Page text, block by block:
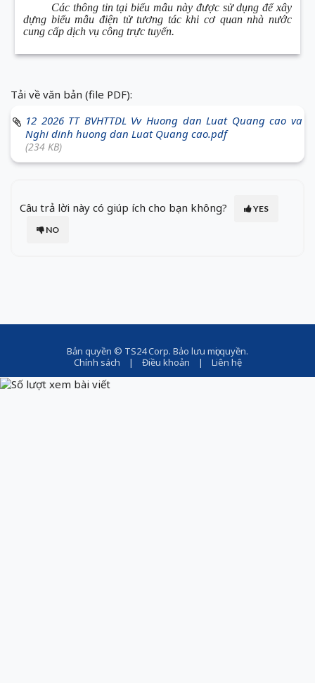
Các thông tin tại biểu mẫu này được sử dụng để xây
dựng biểu mẫu điện tử tương tác khi cơ quan nhà nước
cung cấp dịch vụ công trực tuyến.
Tải về văn bản (file PDF):
12 2026 TT BVHTTDL Vv Huong dan Luat Quang cao va
Nghi dinh huong dan Luat Quang cao.pdf
(234 KB)
Câu trả lời này có giúp ích cho bạn không?
YES
NO
Bản quyền © TS24 Corp. Bảo lưu mọi quyền.
Chính sách | Điều khoản | Liên hệ